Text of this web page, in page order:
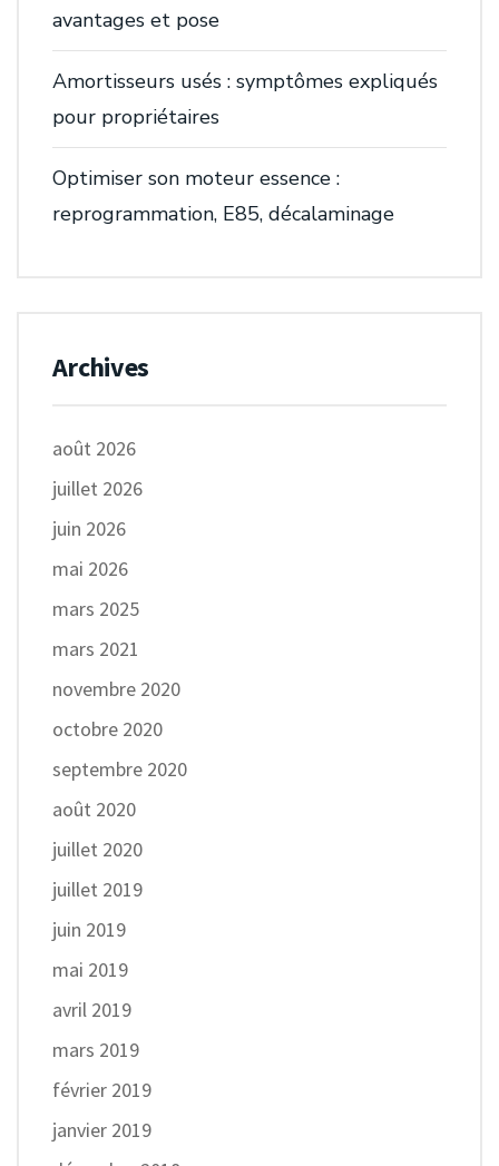
avantages et pose
Amortisseurs usés : symptômes expliqués
pour propriétaires
Optimiser son moteur essence :
reprogrammation, E85, décalaminage
Archives
août 2026
juillet 2026
juin 2026
mai 2026
mars 2025
mars 2021
novembre 2020
octobre 2020
septembre 2020
août 2020
juillet 2020
juillet 2019
juin 2019
mai 2019
avril 2019
mars 2019
février 2019
janvier 2019